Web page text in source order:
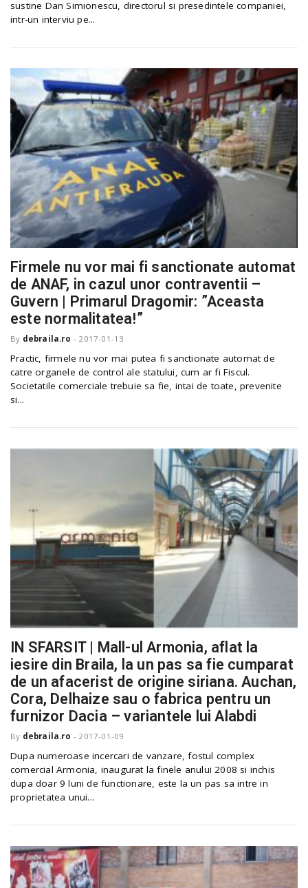
sustine Dan Simionescu, direc­torul si presedintele companiei,
intr-un interviu pe...
Firmele nu vor mai fi sanctionate automat
de ANAF, in cazul unor contraventii –
Guvern | Primarul Dragomir: ”Aceasta
este normalitatea!”
By debraila.ro - 2017-01-13
Practic, firmele nu vor mai putea fi sanctionate automat de
catre organele de control ale statului, cum ar fi Fiscul.
Societatile comerciale trebuie sa fie, intai de toate, prevenite
si...
IN SFARSIT | Mall-ul Armonia, aflat la
iesire din Braila, la un pas sa fie cumparat
de un afacerist de origine siriana. Auchan,
Cora, Delhaize sau o fabrica pentru un
furnizor Dacia – variantele lui Alabdi
By debraila.ro - 2017-01-09
Dupa numeroase incercari de vanzare, fostul complex
comercial Armonia, inaugurat la finele anului 2008 si inchis
dupa doar 9 luni de functionare, este la un pas sa intre in
proprietatea unui...